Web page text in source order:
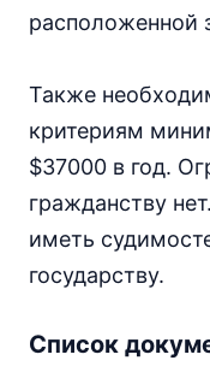
расположенной
Также
критериям
$37000 в год.
гражданству
иметь
государству.
Список